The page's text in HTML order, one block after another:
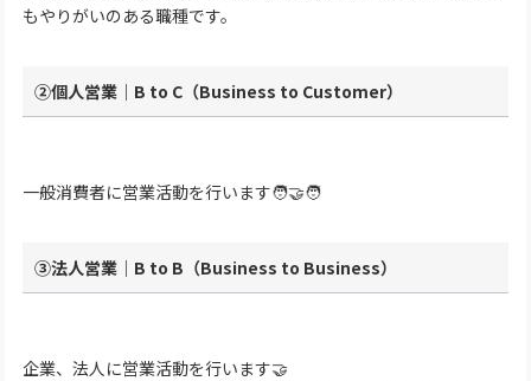
もやりがいのある職種です。
②個人営業｜B to C（Business to Customer）
一般消費者に営業活動を行います🧑‍🤝‍🧑
③法人営業｜B to B（Business to Business）
企業、法人に営業活動を行います🤝